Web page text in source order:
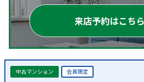
来店予約はこちら
中古マンション 会員限定